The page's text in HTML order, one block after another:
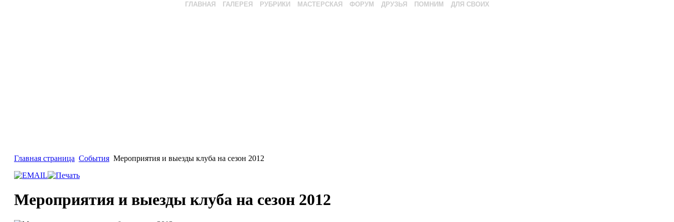
ГЛАВНАЯ ГАЛЕРЕЯ РУБРИКИ МАСТЕРСКАЯ ФОРУМ ДРУЗЬЯ ПОМНИМ ДЛЯ СВОИХ
Главная страница События Мероприятия и выезды клуба на сезон 2012
Мероприятия и выезды клуба на сезон 2012